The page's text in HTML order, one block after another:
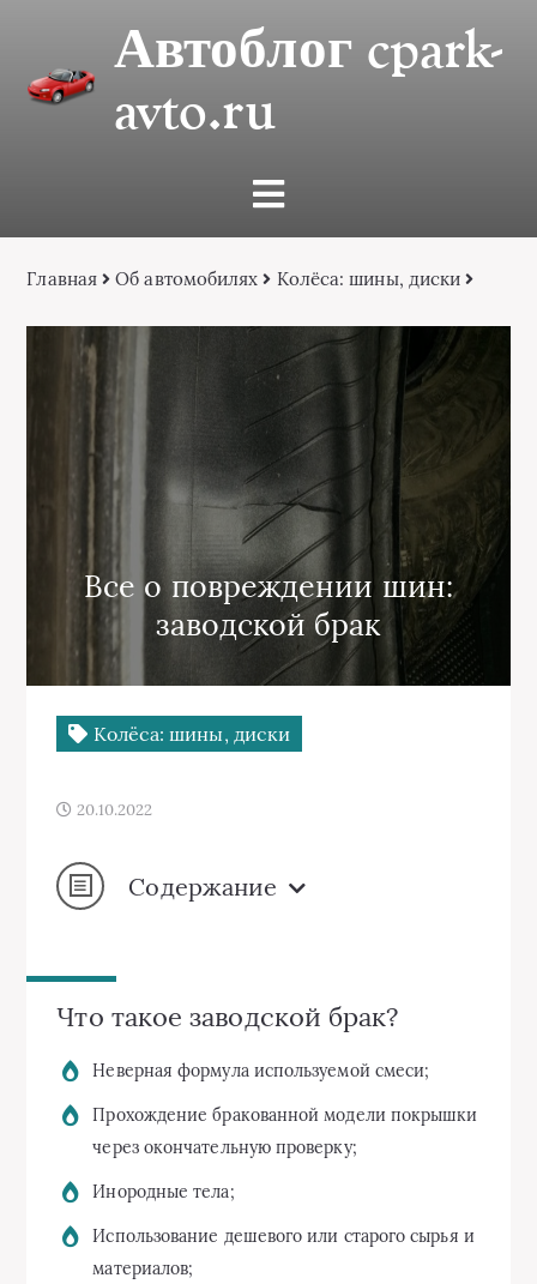
Автоблог cpark-
avto.ru
Главная Об автомобилях Колёса: шины, диски
Все о повреждении шин:
заводской брак
Колёса: шины, диски
20.10.2022
Содержание
Что такое заводской брак?
Неверная формула используемой смеси;
Прохождение бракованной модели покрышки
через окончательную проверку;
Инородные тела;
Использование дешевого или старого сырья и
материалов;